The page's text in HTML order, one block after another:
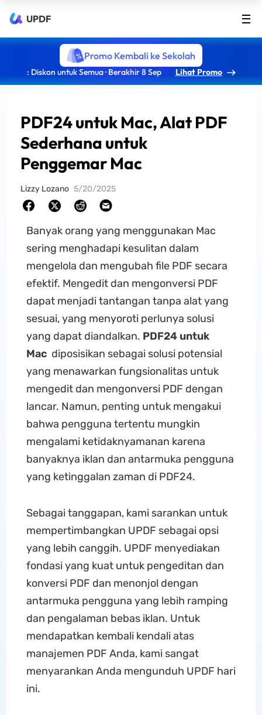
UPDF
Promo Kembali ke Sekolah
: Diskon untuk Semua · Berakhir 8 Sep Lihat Promo
PDF24 untuk Mac, Alat PDF
Sederhana untuk
Penggemar Mac
Lizzy Lozano 5/20/2025
Banyak orang yang menggunakan Mac
sering menghadapi kesulitan dalam
mengelola dan mengubah file PDF secara
efektif. Mengedit dan mengonversi PDF
dapat menjadi tantangan tanpa alat yang
sesuai, yang menyoroti perlunya solusi
yang dapat diandalkan. PDF24 untuk
Macdiposisikan sebagai solusi potensial
yang menawarkan fungsionalitas untuk
mengedit dan mengonversi PDF dengan
lancar. Namun, penting untuk mengakui
bahwa pengguna tertentu mungkin
mengalami ketidaknyamanan karena
banyaknya iklan dan antarmuka pengguna
yang ketinggalan zaman di PDF24.
Sebagai tanggapan, kami sarankan untuk
mempertimbangkan UPDF sebagai opsi
yang lebih canggih. UPDF menyediakan
fondasi yang kuat untuk pengeditan dan
konversi PDF dan menonjol dengan
antarmuka pengguna yang lebih ramping
dan pengalaman bebas iklan. Untuk
mendapatkan kembali kendali atas
manajemen PDF Anda, kami sangat
menyarankan Anda mengunduh UPDF hari
ini.